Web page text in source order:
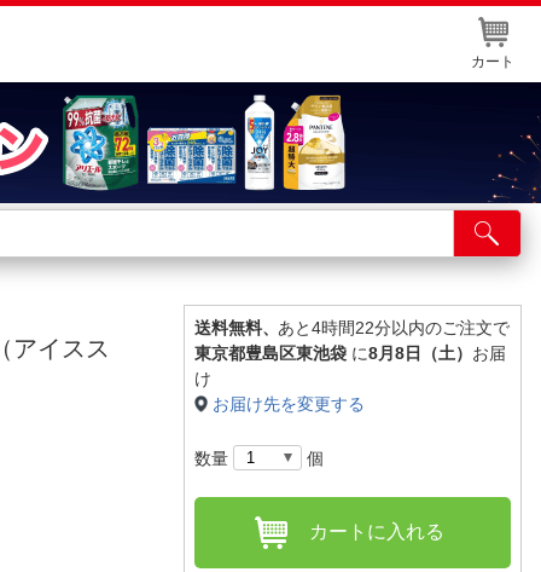
カート
舗サービス
ト取り置き
情報・店舗一覧
アイスス
送料無料、 あと4時間22分以内のご注文で
東京都豊島区東池袋 に8月8日（土） お届
け
お届け先を変更する
数量 個
カートに入れる